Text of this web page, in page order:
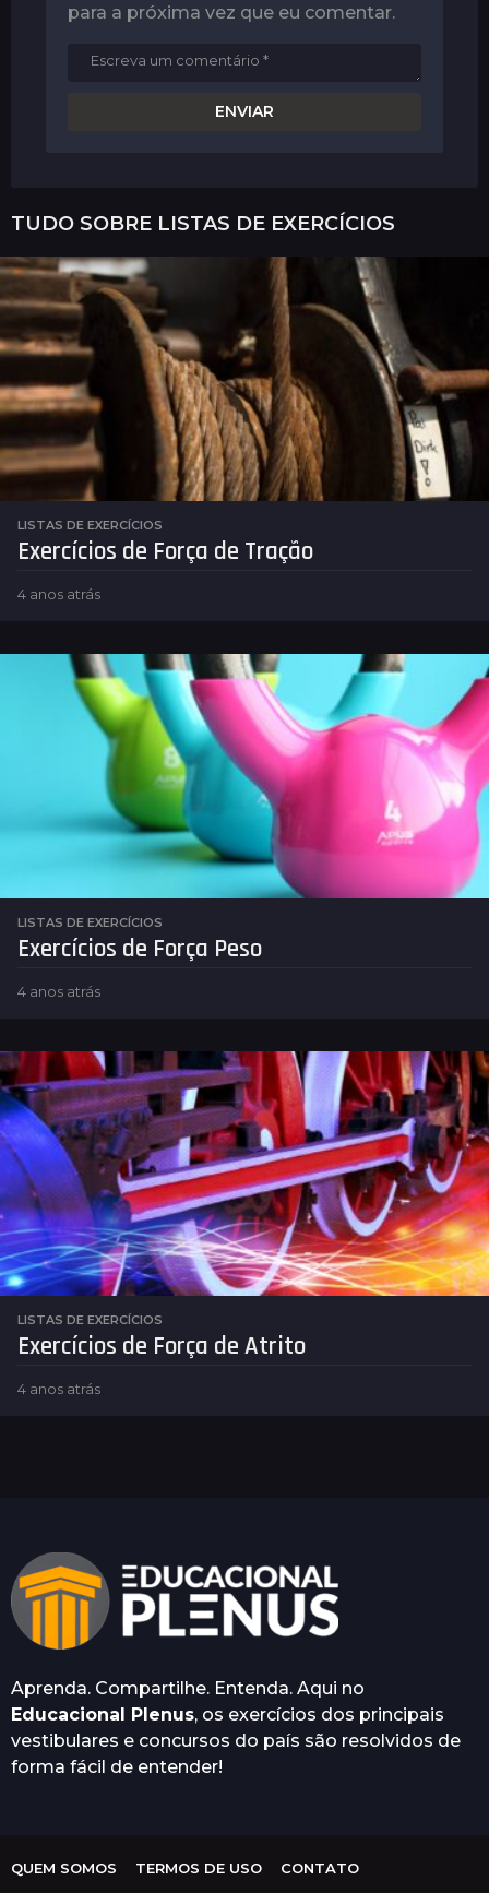
para a próxima vez que eu comentar.
TUDO SOBRE LISTAS DE EXERCÍCIOS
LISTAS DE EXERCÍCIOS
Exercícios de Força de Tração
4 anos atrás
o
s
a
t
r
á
LISTAS DE EXERCÍCIOS
Exercícios de Força Peso
4 anos atrás
o
s
a
t
r
á
s
LISTAS DE EXERCÍCIOS
Exercícios de Força de Atrito
4 anos atrás
s
Aprenda. Compartilhe. Entenda. Aqui no
Educacional Plenus, os exercícios dos principais
vestibulares e concursos do país são resolvidos de
forma fácil de entender!
QUEM SOMOS TERMOS DE USO CONTATO